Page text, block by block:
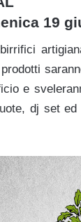
19
e
dj set